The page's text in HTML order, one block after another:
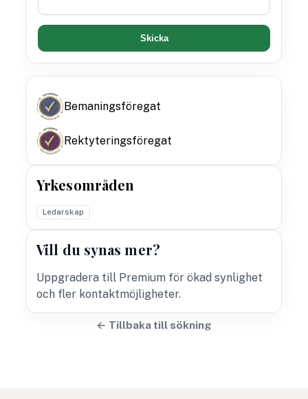
Skicka
Bemaningsföregat
Rektyteringsföregat
Yrkesområden
Ledarskap
Vill du synas mer?
Uppgradera till Premium för ökad synlighet
och fler kontaktmöjligheter.
← Tillbaka till sökning